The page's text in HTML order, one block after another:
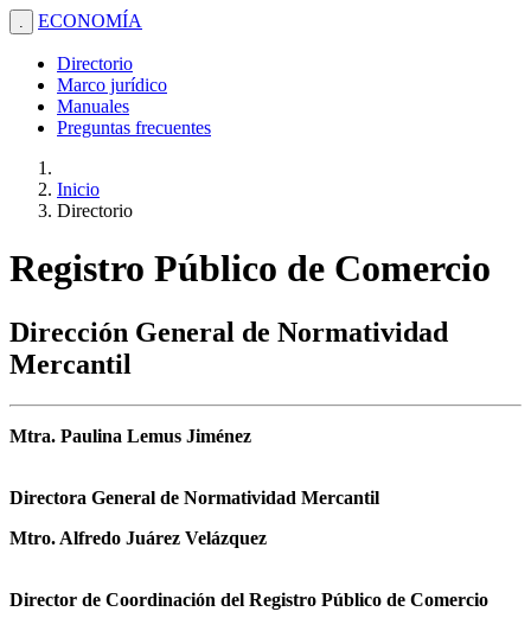
. ECONOMÍA
Directorio
Marco jurídico
Manuales
Preguntas frecuentes
Inicio
Directorio
Registro Público de Comercio
Dirección General de Normatividad
Mercantil
Mtra. Paulina Lemus Jiménez
Directora General de Normatividad Mercantil
Mtro. Alfredo Juárez Velázquez
Director de Coordinación del Registro Público de Comercio